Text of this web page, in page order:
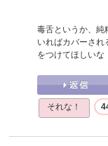
毒舌というか、
いればカバーされ
をつけてほしいな
それな！